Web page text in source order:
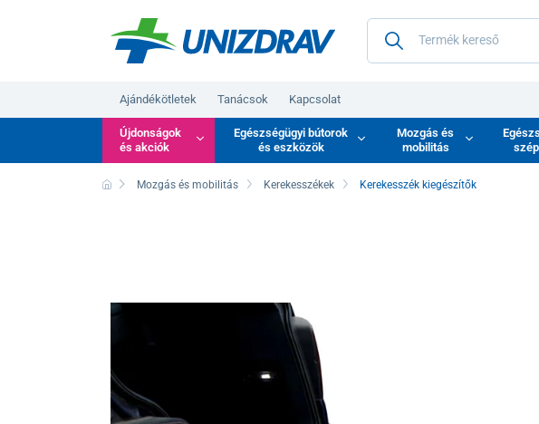
Ajándékötletek Tanácsok Kapcsolat
Újdonságok
és akciók
Egészségügyi bútorok
és eszközök
Mozgás és
mobilitás
Mozgás és mobilitás Kerekesszékek Kerekesszék kiegészítők